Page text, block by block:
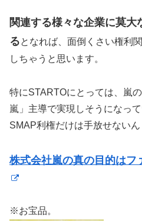
関連する様々な企業に莫大
るとなれば、面倒くさい権利
しちゃうと思います。
特にSTARTOにとっては、嵐
嵐」主導で実現しそうになっ
SMAP利権だけは手放せないん
株式会社嵐の真の目的はフ
※お宝品。